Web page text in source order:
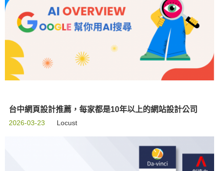
台中網頁設計推薦，每家都是10年以上的網站設計公司
2026-03-23 Locust